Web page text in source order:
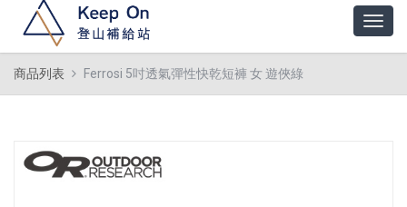
商品列表 Ferrosi 5吋透氣彈性快乾短褲 女 遊俠綠